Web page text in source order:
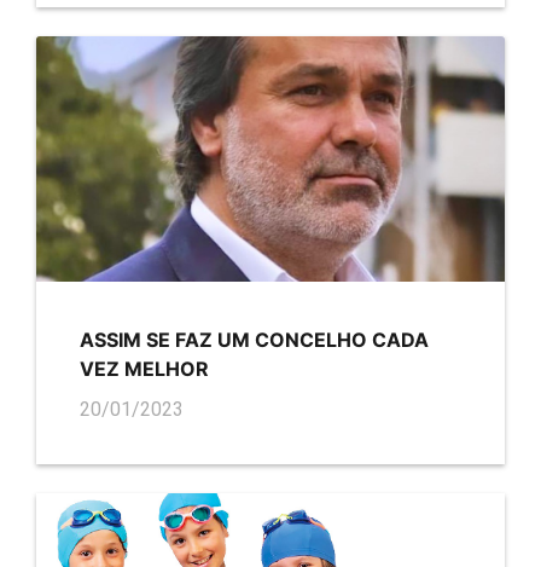
ASSIM SE FAZ UM CONCELHO CADA
VEZ MELHOR
20/01/2023